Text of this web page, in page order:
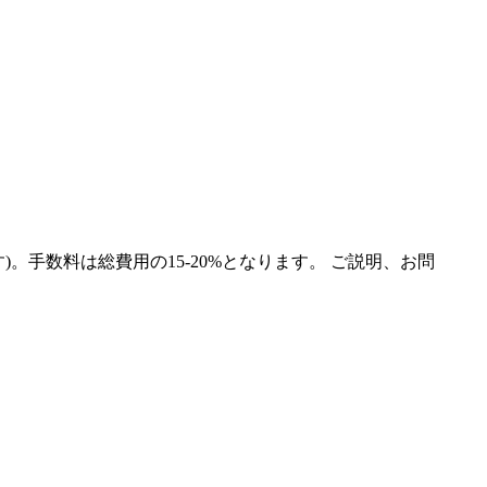
手数料は総費用の15-20%となります。 ご説明、お問